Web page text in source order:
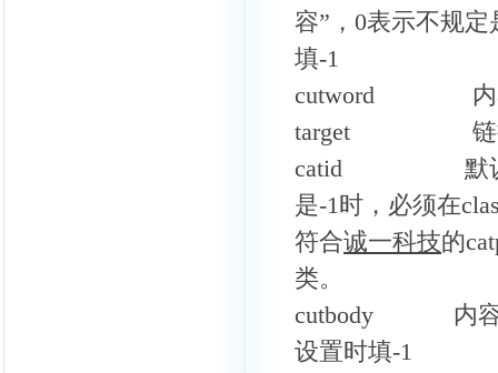
容”，0表示不规
填-1
cutword 内容标
target 链接打
catid 默认选择
是-1时，必须在
符合诚一科技的
类。
cutbody 内容截
设置时填-1